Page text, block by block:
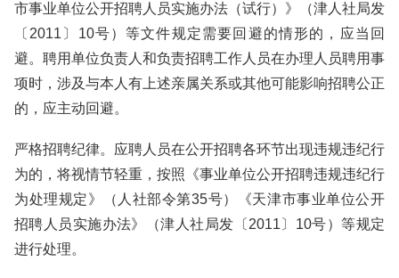
市事业单位公开招聘人员实施办法（试行）》（津人社局发
〔2011〕10号）等文件规定需要回避的情形的，应当回
避。聘用单位负责人和负责招聘工作人员在办理人员聘用事
项时，涉及与本人有上述亲属关系或其他可能影响招聘公正
的，应主动回避。
严格招聘纪律。应聘人员在公开招聘各环节出现违规违纪行
为的，将视情节轻重，按照《事业单位公开招聘违规违纪行
为处理规定》（人社部令第35号）《天津市事业单位公开
招聘人员实施办法》（津人社局发〔2011〕10号）等规定
进行处理。